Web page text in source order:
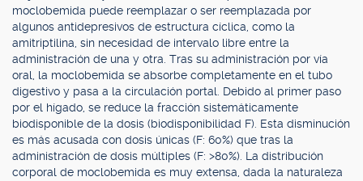
moclobemida puede reemplazar o ser reemplazada por
algunos antidepresivos de estructura cíclica, como la
amitriptilina, sin necesidad de intervalo libre entre la
administración de una y otra. Tras su administración por vía
oral, la moclobemida se absorbe completamente en el tubo
digestivo y pasa a la circulación portal. Debido al primer paso
por el hígado, se reduce la fracción sistemáticamente
biodisponible de la dosis (biodisponibilidad F). Esta disminución
es más acusada con dosis únicas (F: 60%) que tras la
administración de dosis múltiples (F: >80%). La distribución
corporal de moclobemida es muy extensa, dada la naturaleza